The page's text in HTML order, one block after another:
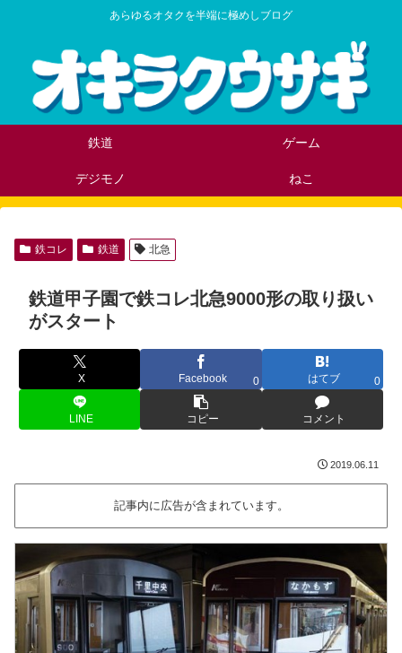
あらゆるオタクを半端に極めしブログ
鉄道 ゲーム
デジモノ ねこ
鉄コレ 鉄道 北急
鉄道甲子園で鉄コレ北急9000形の取り扱い
がスタート
X Facebook 0 はてブ 0
LINE コピー コメント
2019.06.11
記事内に広告が含まれています。